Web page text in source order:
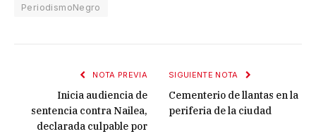
PeriodismoNegro
NOTA PREVIA
Inicia audiencia de
sentencia contra Nailea,
declarada culpable por
SIGUIENTE NOTA
Cementerio de llantas en la
periferia de la ciudad